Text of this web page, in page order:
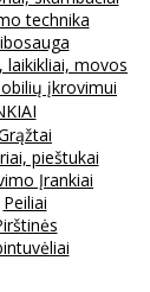
technika
laikikliai, movos
įkrovimui
pieštukai
Įrankiai
Peiliai